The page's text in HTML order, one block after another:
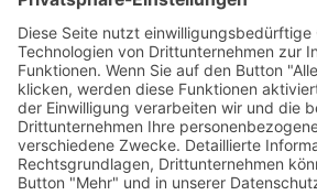
Unser Online-Shop
Allgemeine Geschäftsbedingungen
Versandkosten &
Widerrufsbelehrung &